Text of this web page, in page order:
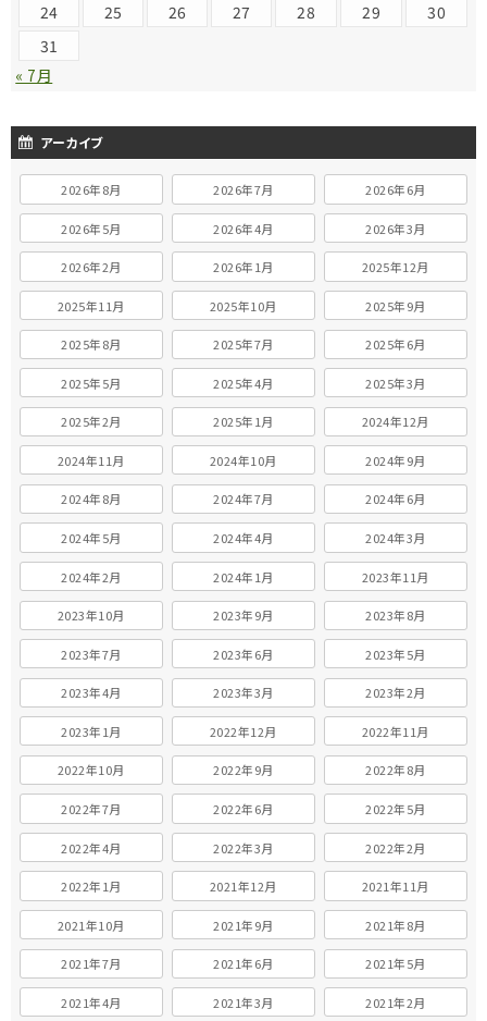
24
25 26 27 28 29
30
31
« 7月
アーカイブ
2026年8月 2026年7月 2026年6月
2026年5月 2026年4月 2026年3月
2026年2月 2026年1月 2025年12月
2025年11月 2025年10月 2025年9月
2025年8月 2025年7月 2025年6月
2025年5月 2025年4月 2025年3月
2025年2月 2025年1月 2024年12月
2024年11月 2024年10月 2024年9月
2024年8月 2024年7月 2024年6月
2024年5月 2024年4月 2024年3月
2024年2月 2024年1月 2023年11月
2023年10月 2023年9月 2023年8月
2023年7月 2023年6月 2023年5月
2023年4月 2023年3月 2023年2月
2023年1月 2022年12月 2022年11月
2022年10月 2022年9月 2022年8月
2022年7月 2022年6月 2022年5月
2022年4月 2022年3月 2022年2月
2022年1月 2021年12月 2021年11月
2021年10月 2021年9月 2021年8月
2021年7月 2021年6月 2021年5月
2021年4月 2021年3月 2021年2月